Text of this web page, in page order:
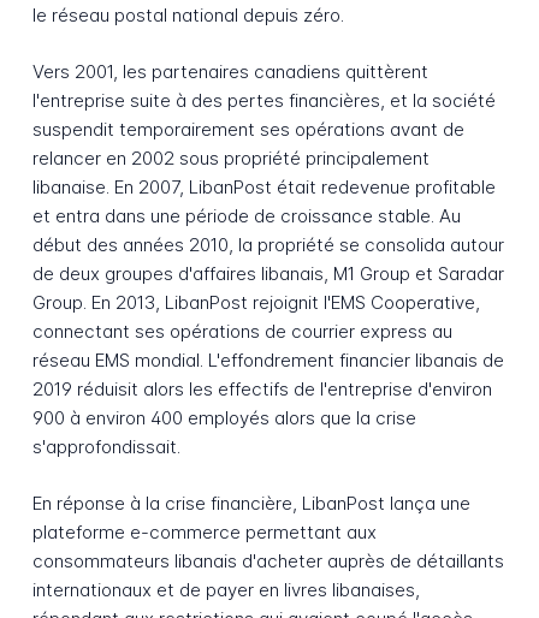
le réseau postal national depuis zéro.
Vers 2001, les partenaires canadiens quittèrent
l'entreprise suite à des pertes financières, et la société
suspendit temporairement ses opérations avant de
relancer en 2002 sous propriété principalement
libanaise. En 2007, LibanPost était redevenue profitable
et entra dans une période de croissance stable. Au
début des années 2010, la propriété se consolida autour
de deux groupes d'affaires libanais, M1 Group et Saradar
Group. En 2013, LibanPost rejoignit l'EMS Cooperative,
connectant ses opérations de courrier express au
réseau EMS mondial. L'effondrement financier libanais de
2019 réduisit alors les effectifs de l'entreprise d'environ
900 à environ 400 employés alors que la crise
s'approfondissait.
En réponse à la crise financière, LibanPost lança une
plateforme e-commerce permettant aux
consommateurs libanais d'acheter auprès de détaillants
internationaux et de payer en livres libanaises,